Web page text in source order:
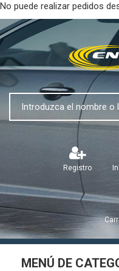
No puede realizar pedidos
Registro
MENÚ DE